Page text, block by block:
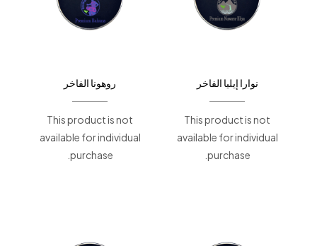
نوارا إيليا الفاخر
This product is not
available for individual
purchase.
روهونا الفاخر
This product is not
available for individual
purchase.